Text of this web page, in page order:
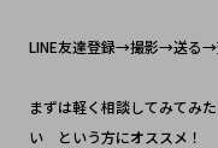
LINE友達登録→撮影→送る→
まずは軽く相談してみてみ
い　という方にオススメ！